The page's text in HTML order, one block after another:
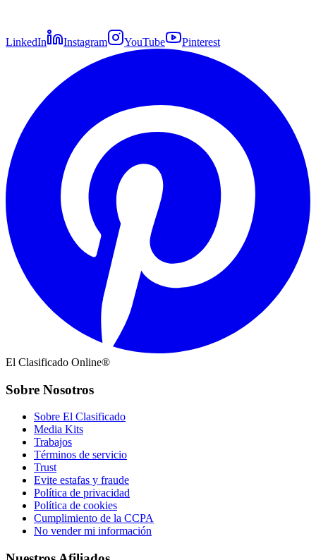
LinkedIn Instagram YouTube Pinterest
El Clasificado Online®
Sobre Nosotros
Sobre El Clasificado
Media Kits
Trabajos
Términos de servicio
Trust
Evite estafas y fraude
Política de privacidad
Política de cookies
Cumplimiento de la CCPA
No vender mi información